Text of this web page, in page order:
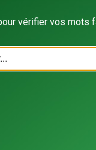
vérifier vos mots